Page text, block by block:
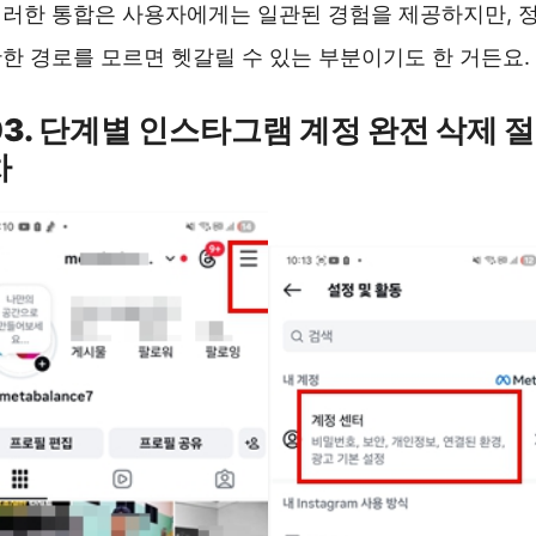
한 통합은 사용자에게는 일관된 경험을 제공하지만,
경로를 모르면 헷갈릴 수 있는 부분이기도 한 거든요.
단계별 인스타그램 계정 완전 삭제 절